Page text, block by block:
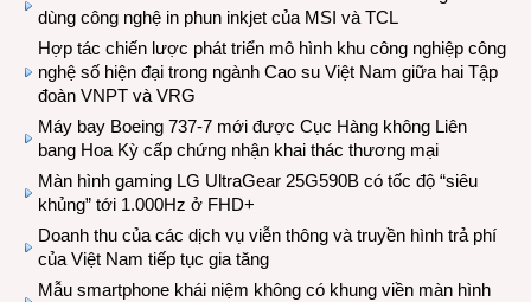
dùng công nghệ in phun inkjet của MSI và TCL
Hợp tác chiến lược phát triển mô hình khu công nghiệp công
nghệ số hiện đại trong ngành Cao su Việt Nam giữa hai Tập
đoàn VNPT và VRG
Máy bay Boeing 737-7 mới được Cục Hàng không Liên
bang Hoa Kỳ cấp chứng nhận khai thác thương mại
Màn hình gaming LG UltraGear 25G590B có tốc độ “siêu
khủng” tới 1.000Hz ở FHD+
Doanh thu của các dịch vụ viễn thông và truyền hình trả phí
của Việt Nam tiếp tục gia tăng
Mẫu smartphone khái niệm không có khung viền màn hình